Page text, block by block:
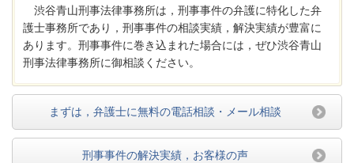
渋谷青山刑事法律事務所は，刑事事件の弁護に特化した弁
護士事務所であり，刑事事件の相談実績，解決実績が豊富に
あります。刑事事件に巻き込まれた場合には，ぜひ渋谷青山
刑事法律事務所に御相談ください。
まずは，弁護士に無料の電話相談・メール相談
刑事事件の解決実績，お客様の声